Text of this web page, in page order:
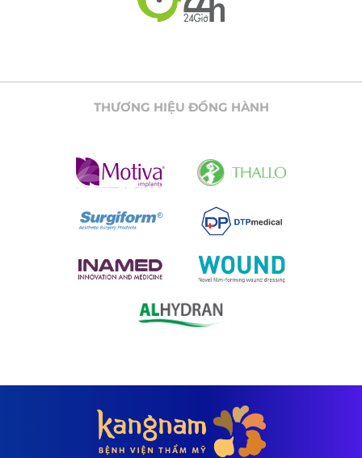
THƯƠNG HIỆU ĐỒNG HÀNH